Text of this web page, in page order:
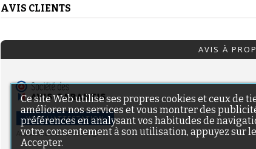
(1 avis)
(6 avis)
AVIS CLIENTS
AVIS À
VOIR L'ATTESTATION
Avis soumis à un contrôle
Ce site Web utilise ses propres cookies et ceux de
améliorer nos services et vous montrer des
préférences en analysant vos habitudes de
votre consentement à son utilisation, appuyez sur
Accepter.